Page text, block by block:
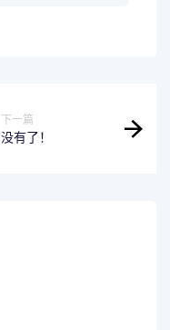
下一篇
没有了！